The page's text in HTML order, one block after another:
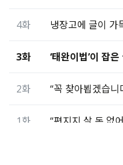
4화
3화 ‘태완이법’이 잡
2화 “꼭 찾아뵙겠습
1화 “편지지 살 돈 없